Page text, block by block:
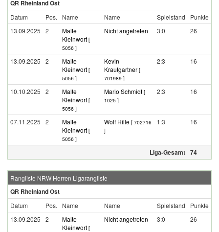
QR Rheinland Ost
Datum Pos. Name Name Spielstand
Punkte
13.09.2025
2
Malte
Kleinwort [
5056 ]
Nicht angetreten 3:0 26
13.09.2025 2
Malte
Kleinwort [
5056 ]
Kevin
Krautgartner [
701989 ]
2:3 16
10.10.2025 2
Malte
Kleinwort [
5056 ]
Mario Schmidt [
1025 ]
2:3 16
07.11.2025 2
Malte
Kleinwort [
5056 ]
Wolf Hille [ 702716
]
1:3 16
Liga-Gesamt 74
Rangliste NRW Herren Ligarangliste
QR Rheinland Ost
Datum Pos. Name Name Spielstand
Punkte
13.09.2025
2
Malte
Kleinwort [
Nicht angetreten 3:0 26